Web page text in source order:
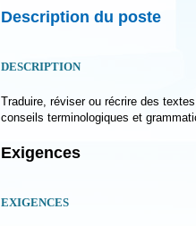
Description du poste
DESCRIPTION
Traduire, réviser ou récrire des
conseils terminologiques et
Exigences
EXIGENCES